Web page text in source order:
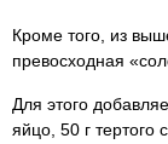
Кроме того, из
превосходная
Для этого
яйцо, 50 г тертого